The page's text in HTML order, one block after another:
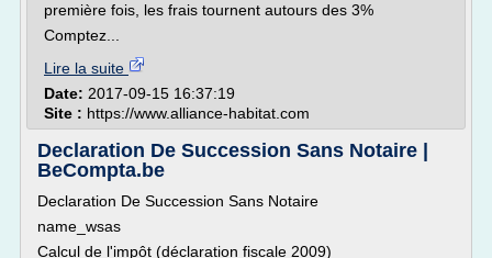
première fois, les frais tournent autours des 3%
Comptez...
Lire la suite
Date: 2017-09-15 16:37:19
Site : https://www.alliance-habitat.com
Declaration De Succession Sans Notaire |
BeCompta.be
Declaration De Succession Sans Notaire
name_wsas
Calcul de l'impôt (déclaration fiscale 2009)